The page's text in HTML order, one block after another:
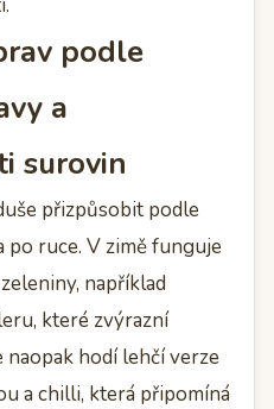
podle
a
surovin
přizpůsobit podle
po ruce. V zimě funguje
například
které zvýrazní
hodí lehčí verze
a chilli, která připomíná